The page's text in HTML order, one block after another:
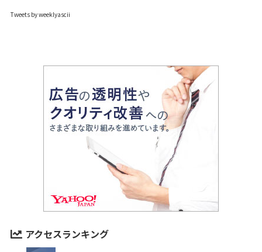
Tweets by weeklyascii
アクセスランキング